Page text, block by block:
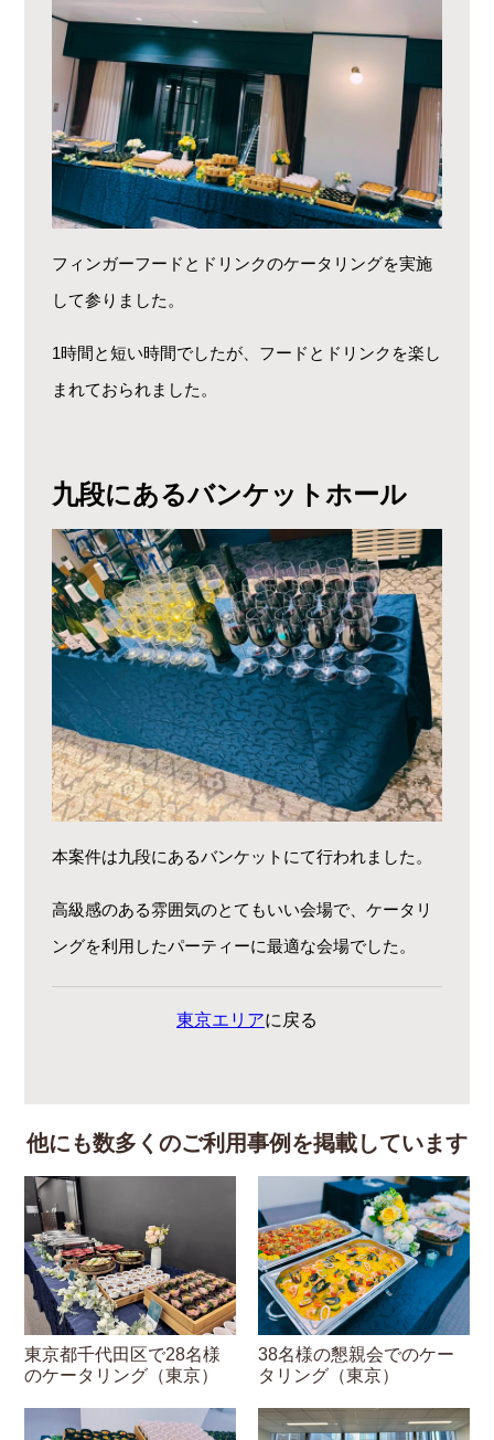
フィンガーフードとドリンクのケータリングを実施
して参りました。
1時間と短い時間でしたが、フードとドリンクを楽し
まれておられました。
九段にあるバンケットホール
本案件は九段にあるバンケットにて行われました。
高級感のある雰囲気のとてもいい会場で、ケータリ
ングを利用したパーティーに最適な会場でした。
東京エリアに戻る
他にも数多くのご利用事例を掲載しています
東京都千代田区で28名様
のケータリング（東京）
38名様の懇親会でのケー
タリング（東京）